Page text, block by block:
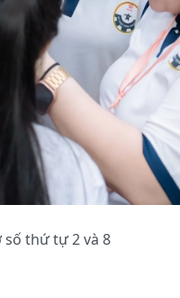
số thứ tự 2 và 8